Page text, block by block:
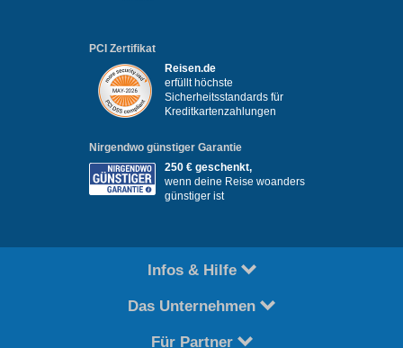
PCI Zertifikat
Reisen.de
erfüllt höchste
Sicherheitsstandards für
Kreditkartenzahlungen
Nirgendwo günstiger Garantie
250 € geschenkt,
wenn deine Reise woanders
günstiger ist
Infos & Hilfe
Das Unternehmen
Für Partner